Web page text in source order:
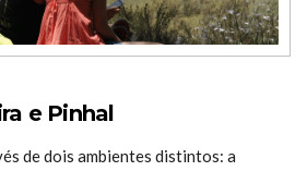
e Pinhal
de dois ambientes distintos: a